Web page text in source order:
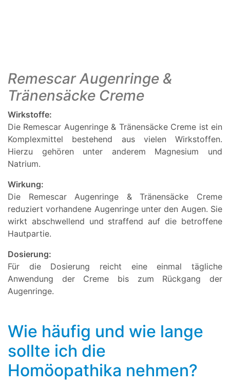
Remescar Augenringe &
Tränensäcke Creme
Wirkstoffe:
Die Remescar Augenringe & Tränensäcke Creme ist ein
Komplexmittel bestehend aus vielen Wirkstoffen.
Hierzu gehören unter anderem Magnesium und
Natrium.
Wirkung:
Die Remescar Augenringe & Tränensäcke Creme
reduziert vorhandene Augenringe unter den Augen. Sie
wirkt abschwellend und straffend auf die betroffene
Hautpartie.
Dosierung:
Für die Dosierung reicht eine einmal tägliche
Anwendung der Creme bis zum Rückgang der
Augenringe.
Wie häufig und wie lange
sollte ich die
Homöopathika nehmen?